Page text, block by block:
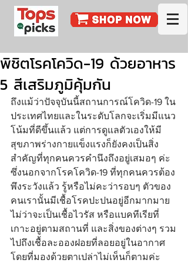
พิชิตโรคโควิด-19 ด้วยอาหาร
5 สีเสริมภูมิคุ้มกัน
ถึงแม้ว่าปัจจุบันนี้สถานการณ์โควิด-19 ใน
ประเทศไทยและในระดับโลกจะเริ่มมีแนว
โน้มที่ดีขึ้นแล้ว แต่การดูแลตัวเองให้มี
สุขภาพร่างกายแข็งแรงก็ยังคงเป็นสิ่ง
สำคัญที่ทุกคนควรคำนึงถึงอยู่เสมอๆ ค่ะ
ซึ่งนอกจากโรคโควิด-19 ที่ทุกคนควรต้อง
พึงระวังแล้ว รู้หรือไม่คะว่ารอบๆ ตัวของ
คนเรานั้นมีเชื้อโรคปะปนอยู่อีกมากมาย
ไม่ว่าจะเป็นเชื้อไวรัส หรือแบคทีเรียที่
เกาะอยู่ตามสถานที่ และสิ่งของต่างๆ รวม
ไปถึงเชื้อละอองฝอยที่ลอยอยู่ในอากาศ
โดยที่มองด้วยตาเปล่าไม่เห็นก็ตามค่ะ